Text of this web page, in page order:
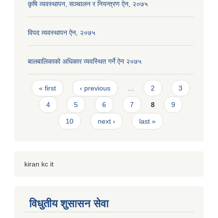
कृषि व्यवस्थापन, सञ्चालन र नियन्त्रण ऐन, २०७५
विपद व्यवस्थापन ऐन, २०७५
बालबालिकाको अधिकार व्यवस्थित गर्ने ऐन २०७५
Pages
« first ‹ previous 2 3
4 5 6 7 8 9
10 next › last »
kiran kc it
विधुतीय शुसासन सेवा